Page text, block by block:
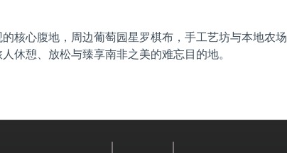
核心腹地，周边葡萄园星罗棋布，手工艺坊与本地农场
休憩、放松与臻享南非之美的难忘目的地。